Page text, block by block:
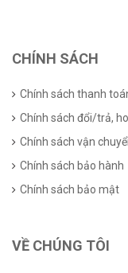
CHÍNH SÁCH
Chính sách thanh
Chính sách đổi/trả,
Chính sách vận
Chính sách bảo hành
Chính sách bảo mật
VỀ CHÚNG TÔI